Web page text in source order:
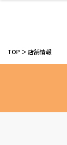
TOP 店舗情報